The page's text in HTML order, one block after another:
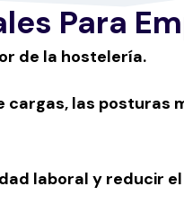
Para
de la hostelería.
cargas, las posturas
laboral y reducir